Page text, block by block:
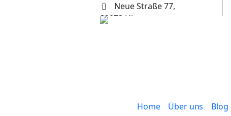
Neue Straße 77,
89073 Ulm
Home Über uns Blog